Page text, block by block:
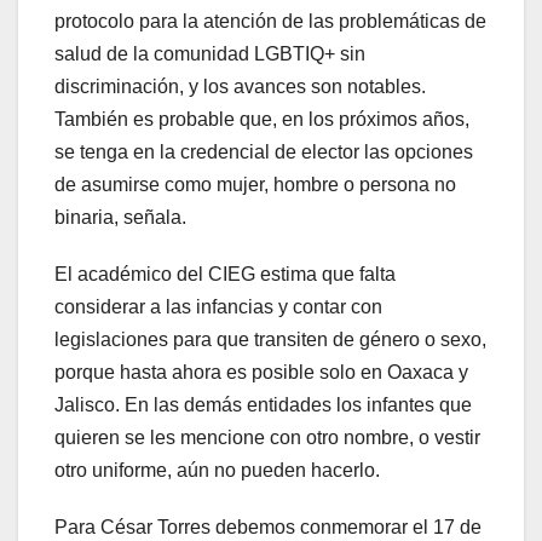
protocolo para la atención de las problemáticas de
salud de la comunidad LGBTIQ+ sin
discriminación, y los avances son notables.
También es probable que, en los próximos años,
se tenga en la credencial de elector las opciones
de asumirse como mujer, hombre o persona no
binaria, señala.
El académico del CIEG estima que falta
considerar a las infancias y contar con
legislaciones para que transiten de género o sexo,
porque hasta ahora es posible solo en Oaxaca y
Jalisco. En las demás entidades los infantes que
quieren se les mencione con otro nombre, o vestir
otro uniforme, aún no pueden hacerlo.
Para César Torres debemos conmemorar el 17 de